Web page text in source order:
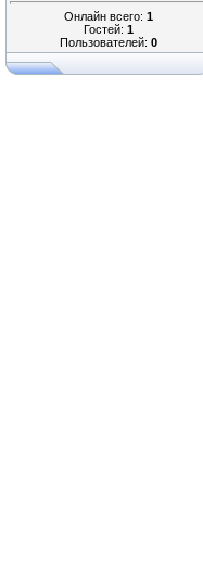
Онлайн всего: 1
Гостей: 1
Пользователей: 0